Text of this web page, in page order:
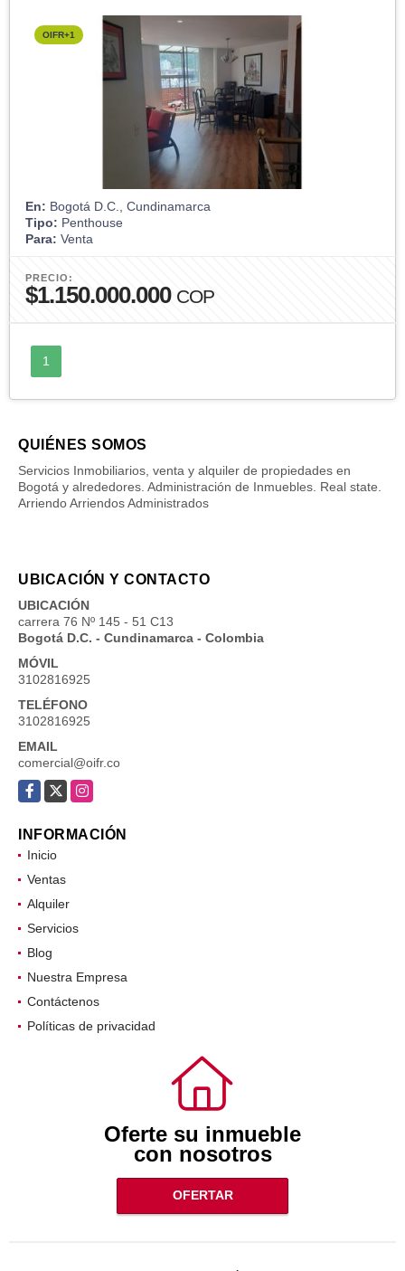
OIFR+1
En: Bogotá D.C., Cundinamarca
Tipo: Penthouse
Para: Venta
PRECIO:
$1.150.000.000 COP
1
QUIÉNES SOMOS
Servicios Inmobiliarios, venta y alquiler de propiedades en
Bogotá y alrededores. Administración de Inmuebles. Real state.
Arriendo Arriendos Administrados
UBICACIÓN Y CONTACTO
UBICACIÓN
carrera 76 Nº 145 - 51 C13
Bogotá D.C. - Cundinamarca - Colombia
MÓVIL
3102816925
TELÉFONO
3102816925
EMAIL
comercial@oifr.co
Facebook
X Instagram
INFORMACIÓN
Inicio
Ventas
Alquiler
Servicios
Blog
Nuestra Empresa
Contáctenos
Políticas de privacidad
Oferte su inmueble
con nosotros
OFERTAR